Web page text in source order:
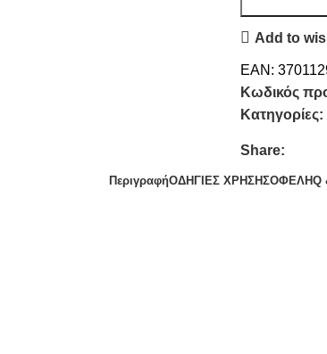
Add to
EAN:
Κωδικός
Κατηγορίες:
Share:
ΠεριγραφήΟΔΗΓΙΕΣ ΧΡΗΣΗΣΟΦΕΛΗQ